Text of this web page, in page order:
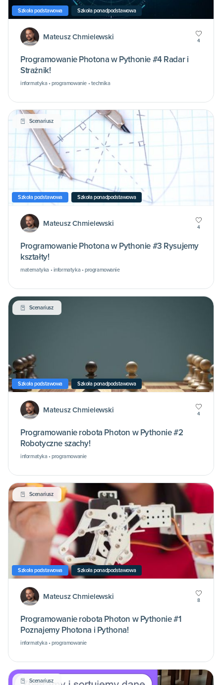
Szkoła podstawowa Szkoła ponadpodstawowa
Mateusz Chmielewski 4
Programowanie Photona w Pythonie #4 Radar i
Strażnik!
informatyka • programowanie • technika
Scenariusz
Szkoła podstawowa Szkoła ponadpodstawowa
Mateusz Chmielewski 4
Programowanie Photona w Pythonie #3 Rysujemy
kształty!
matematyka • informatyka • programowanie
Scenariusz
Szkoła podstawowa Szkoła ponadpodstawowa
Mateusz Chmielewski 4
Programowanie robota Photon w Pythonie #2
Robotyczne szachy!
informatyka • programowanie
Scenariusz
Szkoła podstawowa Szkoła ponadpodstawowa
Mateusz Chmielewski 8
Programowanie robota Photon w Pythonie #1
Poznajemy Photona i Pythona!
informatyka • programowanie
Scenariusz